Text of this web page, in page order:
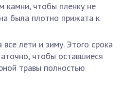
камни, чтобы пленку не
была плотно прижата к
все лети и зиму. Этого срока
чтобы оставшиеся
травы полностью